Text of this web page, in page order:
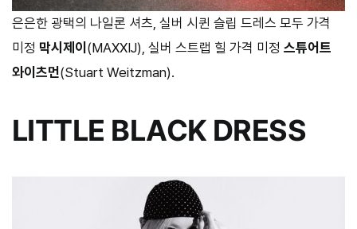
은은한 광택의 나일론 셔츠, 실버 시퀸 슬립 드레스 모두 가격
미정 막시제이 (MAXXIJ), 실버 스트랩 힐 가격 미정 스튜어트
와이츠먼(Stuart Weitzman).
LITTLE BLACK DRESS